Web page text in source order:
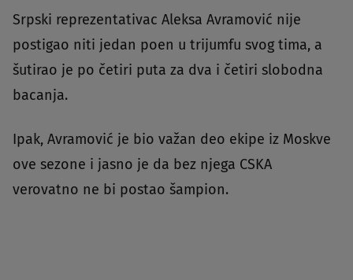
Srpski reprezentativac Aleksa Avramović nije
postigao niti jedan poen u trijumfu svog tima, a
šutirao je po četiri puta za dva i četiri slobodna
bacanja.
Ipak, Avramović je bio važan deo ekipe iz Moskve
ove sezone i jasno je da bez njega CSKA
verovatno ne bi postao šampion.